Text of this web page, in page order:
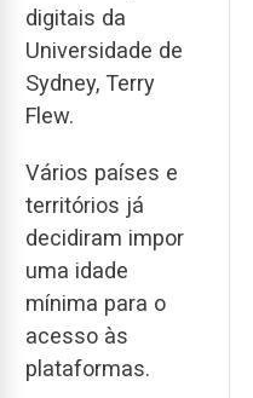
digitais da
Universidade de
Sydney, Terry
Flew.
Vários países e
territórios já
decidiram impor
uma idade
mínima para o
acesso às
plataformas.